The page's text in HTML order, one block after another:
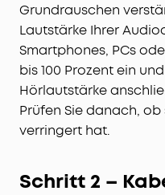
Grundrauschen
Lautstärke Ihrer
Smartphones, PCs
bis 100 Prozent ein
Hörlautstärke
Prüfen Sie danach,
verringert hat.
Schritt 2 –